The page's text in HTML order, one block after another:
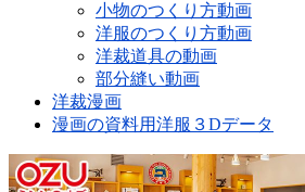
小物のつくり方動画
洋服のつくり方動画
洋裁道具の動画
部分縫い動画
洋裁漫画
漫画の資料用洋服３Dデータ